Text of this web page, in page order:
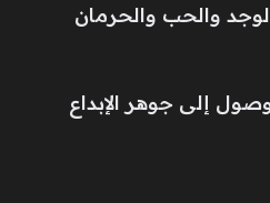
والحب والحرمان
إلى جوهر الإبداع